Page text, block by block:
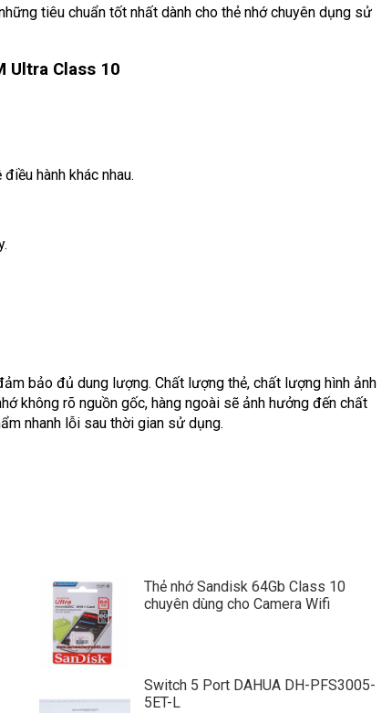
tiêu chuẩn tốt nhất dành cho thẻ nhớ chuyên dụng sử
Ultra Class 10
hành khác nhau.
bảo đủ dung lượng. Chất lượng thẻ, chất lượng hình ảnh
không rõ nguồn gốc, hàng ngoài sẽ ảnh hưởng đến chất
nhanh lỗi sau thời gian sử dụng.
Thẻ nhớ Sandisk 64Gb Class 10
chuyên dùng cho Camera Wifi
Switch 5 Port DAHUA DH-PFS3005-
5ET-L